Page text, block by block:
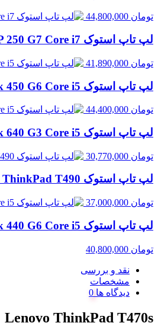
تومان
لپ تاپ استوک HP 250 G7 Core i7 نسل 8 | 8GB RAM، 256GB SSD
تومان
لپ تاپ استوک HP ProBook 450 G6 Core i5 نسل 8 | 8GB RAM، 256GB SSD
تومان
لپ تاپ استوک HP ProBook 640 G3 Core i5 نسل 7 | 8GB RAM، 256GB SSD
تومان
لپ تاپ استوک Lenovo ThinkPad T490 لمسی Core i5 نسل 8 | 8GB RAM، 256GB SSD
تومان
لپ تاپ استوک HP ProBook 440 G6 Core i5 نسل 8 | 8GB RAM، 256GB SSD
تومان
نقد و بررسی
مشخصات
دیدگاه ها
Lenovo ThinkPad T470s